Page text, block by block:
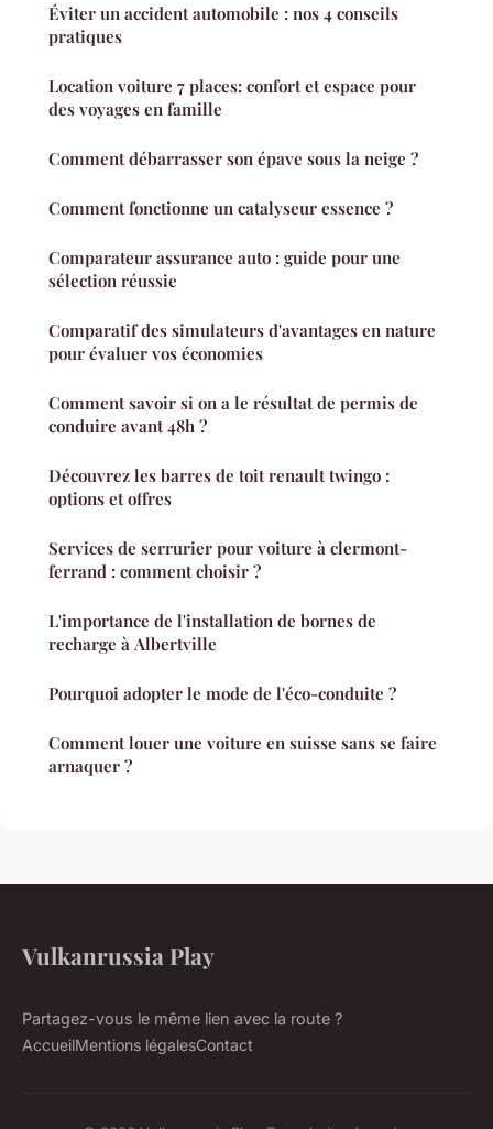
Éviter un accident automobile : nos 4 conseils
pratiques
Location voiture 7 places: confort et espace pour
des voyages en famille
Comment débarrasser son épave sous la neige ?
Comment fonctionne un catalyseur essence ?
Comparateur assurance auto : guide pour une
sélection réussie
Comparatif des simulateurs d'avantages en nature
pour évaluer vos économies
Comment savoir si on a le résultat de permis de
conduire avant 48h ?
Découvrez les barres de toit renault twingo :
options et offres
Services de serrurier pour voiture à clermont-
ferrand : comment choisir ?
L'importance de l'installation de bornes de
recharge à Albertville
Pourquoi adopter le mode de l'éco-conduite ?
Comment louer une voiture en suisse sans se faire
arnaquer ?
Vulkanrussia Play
Partagez-vous le même lien avec la route ?
AccueilMentions légalesContact